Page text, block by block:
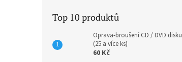
Top 10 produktů
Oprava-broušení CD / DVD disku
(25 a více ks)
60 Kč